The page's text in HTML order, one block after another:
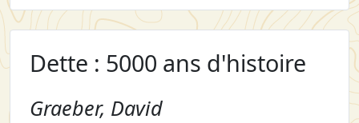
Dette : 5000 ans d'histoire
Graeber, David